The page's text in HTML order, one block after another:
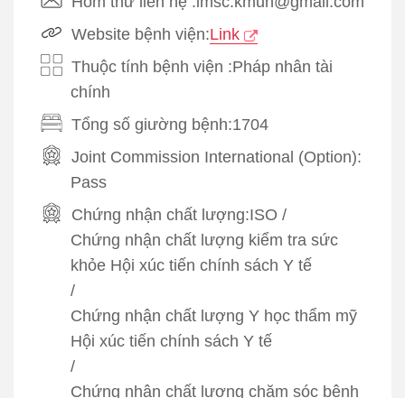
Website bệnh viện:Link
Thuộc tính bệnh viện :Pháp nhân tài
chính
Tổng số giường bệnh:1704
Joint Commission International (Option):
Pass
Chứng nhận chất lượng:ISO /
Chứng nhận chất lượng kiểm tra sức
khỏe Hội xúc tiến chính sách Y tế
/
Chứng nhận chất lượng Y học thẩm mỹ
Hội xúc tiến chính sách Y tế
/
Chứng nhận chất lượng chăm sóc bệnh